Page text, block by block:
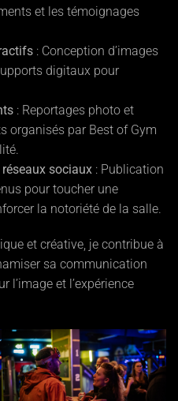
et les témoignages
: Conception d’images
digitaux pour
: Reportages photo et
organisés par Best of Gym
sociaux : Publication
pour toucher une
la notoriété de la salle.
et créative, je contribue à
sa communication
l’image et l’expérience